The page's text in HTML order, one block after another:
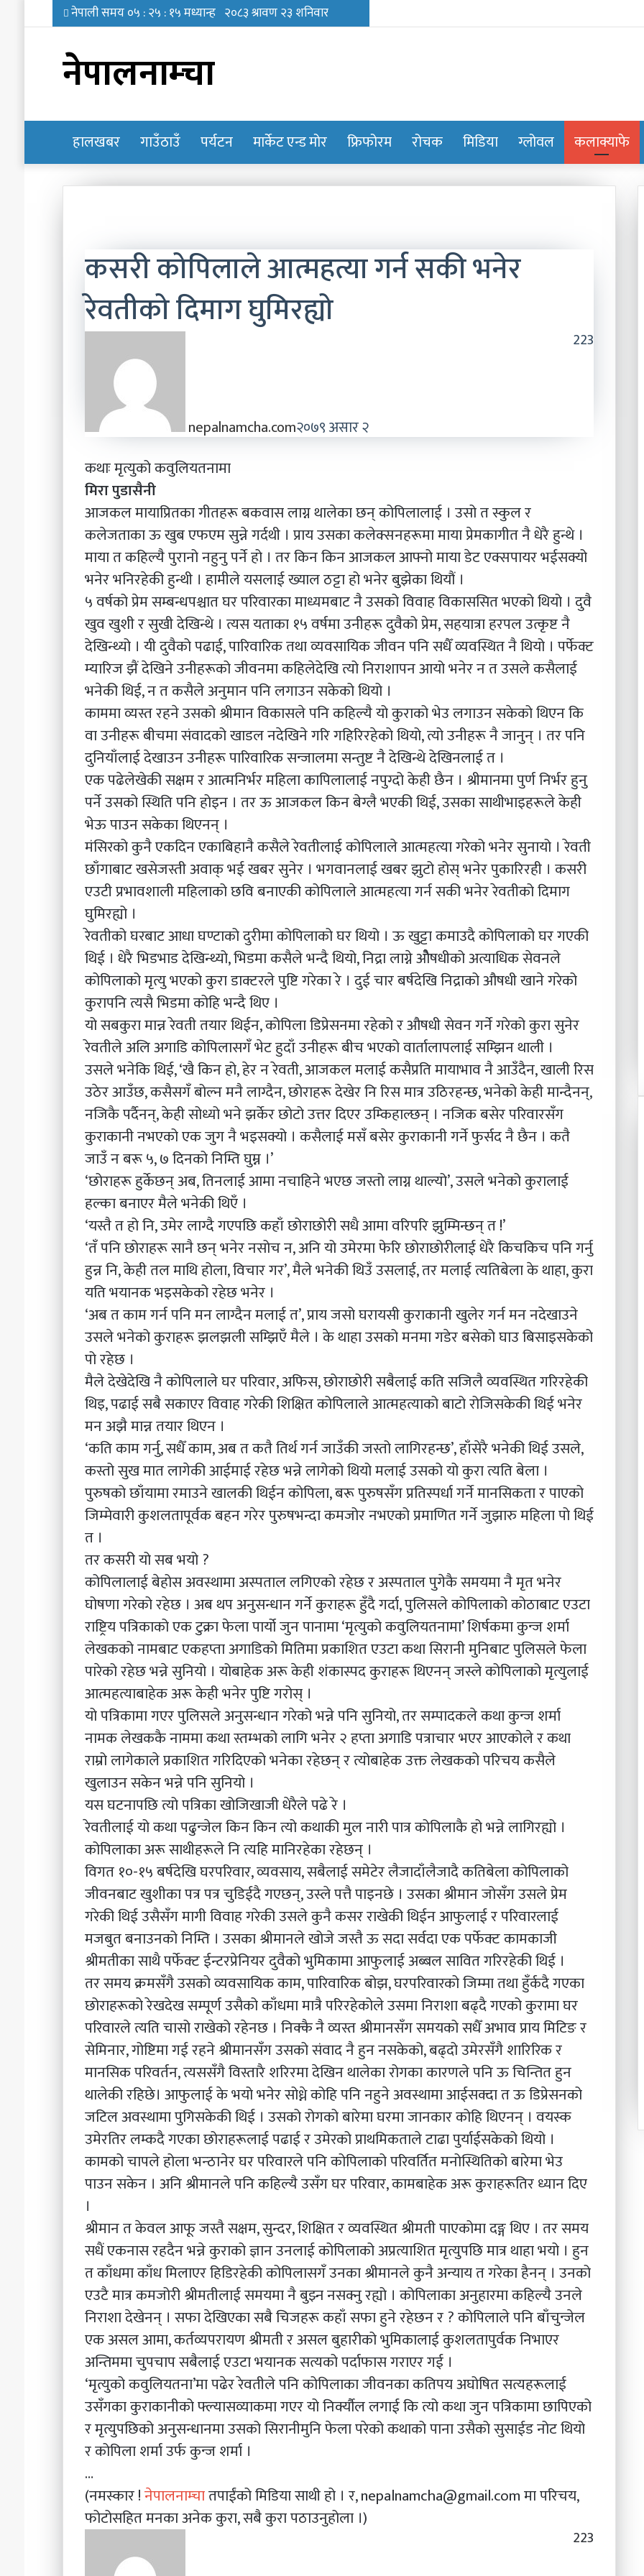
नेपालनाम्चा
होमपेज
हालखबर गाउँठाउँ पर्यटन मार्केट एन्ड मोर फ्रिफोरम रोचक मिडिया ग्लोवल कलाक्याफे
कसरी कोपिलाले आत्महत्या गर्न सकी भनेर
रेवतीको दिमाग घुमिरह्यो
nepalnamcha.com२०७९ असार २
223
कथाः मृत्युको कवुलियतनामा
मिरा पुडासैनी
आजकल मायाप्रितका गीतहरू बकवास लाग्न थालेका छन् कोपिलालाई । उसो त स्कुल र
कलेजताका ऊ खुब एफएम सुन्ने गर्दथी । प्राय उसका कलेक्सनहरूमा माया प्रेमकागीत नै धेरै हुन्थे ।
माया त कहिल्यै पुरानो नहुनु पर्ने हो । तर किन किन आजकल आफ्नो माया डेट एक्सपायर भईसक्यो
भनेर भनिरहेकी हुन्थी । हामीले यसलाई ख्याल ठट्टा हो भनेर बुझेका थियौं ।
५ वर्षको प्रेम सम्बन्धपश्चात घर परिवारका माध्यमबाट नै उसको विवाह विकाससित भएको थियो । दुवै
खुव खुशी र सुखी देखिन्थे । त्यस यताका १५ वर्षमा उनीहरू दुवैको प्रेम, सहयात्रा हरपल उत्कृष्ट नै
देखिन्थ्यो । यी दुवैको पढाई, पारिवारिक तथा व्यवसायिक जीवन पनि सधैँ व्यवस्थित नै थियो । पर्फेक्ट
म्यारिज झैं देखिने उनीहरूको जीवनमा कहिलेदेखि त्यो निराशापन आयो भनेर न त उसले कसैलाई
भनेकी थिई, न त कसैले अनुमान पनि लगाउन सकेको थियो ।
काममा व्यस्त रहने उसको श्रीमान विकासले पनि कहिल्यै यो कुराको भेउ लगाउन सकेको थिएन कि
वा उनीहरू बीचमा संवादको खाडल नदेखिने गरि गहिरिरहेको थियो, त्यो उनीहरू नै जानुन् । तर पनि
दुनियाँलाई देखाउन उनीहरू पारिवारिक सन्जालमा सन्तुष्ट नै देखिन्थे देखिनलाई त ।
एक पढेलेखेकी सक्षम र आत्मनिर्भर महिला कापिलालाई नपुग्दो केही छैन । श्रीमानमा पुर्ण निर्भर हुनु
पर्ने उसको स्थिति पनि होइन । तर ऊ आजकल किन बेग्लै भएकी थिई, उसका साथीभाइहरूले केही
भेऊ पाउन सकेका थिएनन् ।
मंसिरको कुनै एकदिन एकाबिहानै कसैले रेवतीलाई कोपिलाले आत्महत्या गरेको भनेर सुनायो । रेवती
छाँगाबाट खसेजस्ती अवाक् भई खबर सुनेर । भगवानलाई खबर झुटो होस् भनेर पुकारिरही । कसरी
एउटी प्रभावशाली महिलाको छवि बनाएकी कोपिलाले आत्महत्या गर्न सकी भनेर रेवतीको दिमाग
घुमिरह्यो ।
रेवतीको घरबाट आधा घण्टाको दुरीमा कोपिलाको घर थियो । ऊ खुट्टा कमाउदै कोपिलाको घर गएकी
थिई । धेरै भिडभाड देखिन्थ्यो, भिडमा कसैले भन्दै थियो, निद्रा लाग्ने ओैषधीको अत्याधिक सेवनले
कोपिलाको मृत्यु भएको कुरा डाक्टरले पुष्टि गरेका रे । दुई चार बर्षदेखि निद्राको औषधी खाने गरेको
कुरापनि त्यसै भिडमा कोहि भन्दै थिए ।
यो सबकुरा मान्न रेवती तयार थिईन, कोपिला डिप्रेसनमा रहेको र औषधी सेवन गर्ने गरेको कुरा सुनेर
रेवतीले अलि अगाडि कोपिलासगँ भेट हुदाँ उनीहरू बीच भएको वार्तालापलाई सम्झिन थाली ।
उसले भनेकि थिई, ‘खै किन हो, हेर न रेवती, आजकल मलाई कसैप्रति मायाभाव नै आउँदैन, खाली रिस
उठेर आउँछ, कसैसगँ बोल्न मनै लाग्दैन, छोराहरू देखेर नि रिस मात्र उठिरहन्छ, भनेको केही मान्दैनन्,
नजिकै पर्दैनन्, केही सोध्यो भने झर्केर छोटो उत्तर दिएर उम्किहाल्छन् । नजिक बसेर परिवारसँग
कुराकानी नभएको एक जुग नै भइसक्यो । कसैलाई मसँ बसेर कुराकानी गर्ने फुर्सद नै छैन । कतै
जाउँ न बरू ५, ७ दिनको निम्ति घुम्न ।’
‘छोराहरू हुर्केछन् अब, तिनलाई आमा नचाहिने भएछ जस्तो लाग्न थाल्यो’, उसले भनेको कुरालाई
हल्का बनाएर मैले भनेकी थिएँ ।
‘यस्तै त हो नि, उमेर लाग्दै गएपछि कहाँ छोराछोरी सधै आमा वरिपरि झुम्मिन्छन् त !’
‘तँ पनि छोराहरू सानै छन् भनेर नसोच न, अनि यो उमेरमा फेरि छोराछोरीलाई धेरै किचकिच पनि गर्नु
हुन्न नि, केही तल माथि होला, विचार गर’, मैले भनेकी थिउँ उसलाई, तर मलाई त्यतिबेला के थाहा, कुरा
यति भयानक भइसकेको रहेछ भनेर ।
‘अब त काम गर्न पनि मन लाग्दैन मलाई त’, प्राय जसो घरायसी कुराकानी खुलेर गर्न मन नदेखाउने
उसले भनेको कुराहरू झलझली सम्झिएँ मैले । के थाहा उसको मनमा गडेर बसेको घाउ बिसाइसकेको
पो रहेछ ।
मैले देखेदेखि नै कोपिलाले घर परिवार, अफिस, छोराछोरी सबैलाई कति सजिलै व्यवस्थित गरिरहेकी
थिइ, पढाई सबै सकाएर विवाह गरेकी शिक्षित कोपिलाले आत्महत्याको बाटो रोजिसकेकी थिई भनेर
मन अझै मान्न तयार थिएन ।
‘कति काम गर्नु, सधैँ काम, अब त कतै तिर्थ गर्न जाउँकी जस्तो लागिरहन्छ’, हाँसेरै भनेकी थिई उसले,
कस्तो सुख मात लागेकी आईमाई रहेछ भन्ने लागेको थियो मलाई उसको यो कुरा त्यति बेला ।
पुरुषको छाँयामा रमाउने खालकी थिईन कोपिला, बरू पुरुषसँग प्रतिस्पर्धा गर्ने मानसिकता र पाएको
जिम्मेवारी कुशलतापूर्वक बहन गरेर पुरुषभन्दा कमजोर नभएको प्रमाणित गर्ने जुझारु महिला पो थिई
त ।
तर कसरी यो सब भयो ?
कोपिलालाई बेहोस अवस्थामा अस्पताल लगिएको रहेछ र अस्पताल पुगेकै समयमा नै मृत भनेर
घोषणा गरेको रहेछ । अब थप अनुसन्धान गर्ने कुराहरू हुँदै गर्दा, पुलिसले कोपिलाको कोठाबाट एउटा
राष्ट्रिय पत्रिकाको एक टुक्रा फेला पार्यो जुन पानामा ‘मृत्युको कवुलियतनामा’ शिर्षकमा कुन्ज शर्मा
लेखकको नामबाट एकहप्ता अगाडिको मितिमा प्रकाशित एउटा कथा सिरानी मुनिबाट पुलिसले फेला
पारेको रहेछ भन्ने सुनियो । योबाहेक अरू केही शंकास्पद कुराहरू थिएनन् जस्ले कोपिलाको मृत्युलाई
आत्महत्याबाहेक अरू केही भनेर पुष्टि गरोस् ।
यो पत्रिकामा गएर पुलिसले अनुसन्धान गरेको भन्ने पनि सुनियो, तर सम्पादकले कथा कुन्ज शर्मा
नामक लेखककै नाममा कथा स्तम्भको लागि भनेर २ हप्ता अगाडि पत्राचार भएर आएकोले र कथा
राम्रो लागेकाले प्रकाशित गरिदिएको भनेका रहेछन् र त्योबाहेक उक्त लेखकको परिचय कसैले
खुलाउन सकेन भन्ने पनि सुनियो ।
यस घटनापछि त्यो पत्रिका खोजिखाजी धेरैले पढे रे ।
रेवतीलाई यो कथा पढुन्जेल किन किन त्यो कथाकी मुल नारी पात्र कोपिलाकै हो भन्ने लागिरह्यो ।
कोपिलाका अरू साथीहरूले नि त्यहि मानिरहेका रहेछन् ।
विगत १०-१५ बर्षदेखि घरपरिवार, व्यवसाय, सबैलाई समेटेर लैजादाँलैजादै कतिबेला कोपिलाको
जीवनबाट खुशीका पत्र पत्र चुडिईदै गएछन्, उस्ले पत्तै पाइनछे । उसका श्रीमान जोसँग उसले प्रेम
गरेकी थिई उसैसँग मागी विवाह गरेकी उसले कुनै कसर राखेकी थिईन आफुलाई र परिवारलाई
मजबुत बनाउनको निम्ति । उसका श्रीमानले खोजे जस्तै ऊ सदा सर्वदा एक पर्फेक्ट कामकाजी
श्रीमतीका साथै पर्फेक्ट ईन्टरप्रेनियर दुवैको भुमिकामा आफुलाई अब्बल सावित गरिरहेकी थिई ।
तर समय क्रमसँगै उसको व्यवसायिक काम, पारिवारिक बोझ, घरपरिवारको जिम्मा तथा हुँर्कदै गएका
छोराहरूको रेखदेख सम्पूर्ण उसैको काँधमा मात्रै परिरहेकोले उसमा निराशा बढ्दै गएको कुरामा घर
परिवारले त्यति चासो राखेको रहेनछ । निक्कै नै व्यस्त श्रीमानसँग समयको सधैँ अभाव प्राय मिटिङ र
सेमिनार, गोष्टिमा गई रहने श्रीमानसँग उसको संवाद नै हुन नसकेको, बढ्दो उमेरसँगै शारिरिक र
मानसिक परिवर्तन, त्यससँगै विस्तारै शरिरमा देखिन थालेका रोगका कारणले पनि ऊ चिन्तित हुन
थालेकी रहिछे। आफुलाई के भयो भनेर सोध्ने कोहि पनि नहुने अवस्थामा आईसक्दा त ऊ डिप्रेसनको
जटिल अवस्थामा पुगिसकेकी थिई । उसको रोगको बारेमा घरमा जानकार कोहि थिएनन् । वयस्क
उमेरतिर लम्कदै गएका छोराहरूलाई पढाई र उमेरको प्राथमिकताले टाढा पुर्याईसकेको थियो ।
कामको चापले होला भन्ठानेर घर परिवारले पनि कोपिलाको परिवर्तित मनोस्थितिको बारेमा भेउ
पाउन सकेन । अनि श्रीमानले पनि कहिल्यै उसँग घर परिवार, कामबाहेक अरू कुराहरूतिर ध्यान दिए
।
श्रीमान त केवल आफू जस्तै सक्षम, सुन्दर, शिक्षित र व्यवस्थित श्रीमती पाएकोमा दङ्ग थिए । तर समय
सधैं एकनास रहदैन भन्ने कुराको ज्ञान उनलाई कोपिलाको अप्रत्याशित मृत्युपछि मात्र थाहा भयो । हुन
त काँधमा काँध मिलाएर हिडिरहेकी कोपिलासगँ उनका श्रीमानले कुनै अन्याय त गरेका हैनन् । उनको
एउटै मात्र कमजोरी श्रीमतीलाई समयमा नै बुझ्न नसक्नु रह्यो । कोपिलाका अनुहारमा कहिल्यै उनले
निराशा देखेनन् । सफा देखिएका सबै चिजहरू कहाँ सफा हुने रहेछन र ? कोपिलाले पनि बाँचुन्जेल
एक असल आमा, कर्तव्यपरायण श्रीमती र असल बुहारीको भुमिकालाई कुशलतापुर्वक निभाएर
अन्तिममा चुपचाप सबैलाई एउटा भयानक सत्यको पर्दाफास गराएर गई ।
‘मृत्युको कवुलियतना’मा पढेर रेवतीले पनि कोपिलाका जीवनका कतिपय अघोषित सत्यहरूलाई
उसँगका कुराकानीको फ्ल्यासव्याकमा गएर यो निर्क्यौल लगाई कि त्यो कथा जुन पत्रिकामा छापिएको
र मृत्युपछिको अनुसन्धानमा उसको सिरानीमुनि फेला परेको कथाको पाना उसैको सुसाईड नोट थियो
र कोपिला शर्मा उर्फ कुन्ज शर्मा ।
…
(नमस्कार !नेपालनाम्चातपाईंको मिडिया साथी हो । र, nepalnamcha@gmail.com मा परिचय,
फोटोसहित मनका अनेक कुरा, सबै कुरा पठाउनुहोला ।)
223